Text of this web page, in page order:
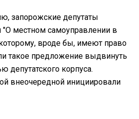
запорожские депутаты
"О местном самоуправлении в
вроде бы, имеют право
такое предложение выдвинуть
депутатского корпуса.
внеочередной инициировали